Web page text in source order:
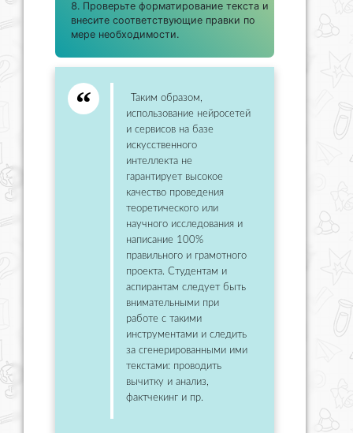
Проверьте форматирование текста и
внесите соответствующие правки по
мере необходимости.
Таким образом,
использование нейросетей
и сервисов на базе
искусственного
интеллекта не
гарантирует высокое
качество проведения
теоретического или
научного исследования и
написание 100%
правильного и грамотного
проекта. Студентам и
аспирантам следует быть
внимательными при
работе с такими
инструментами и следить
за сгенерированными ими
текстами: проводить
вычитку и анализ,
фактчекинг и пр.